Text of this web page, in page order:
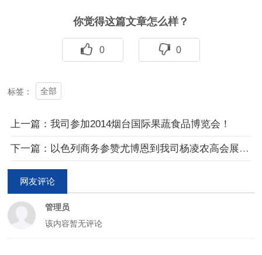
你觉得这篇文章怎么样？
0 0
标签： 全部
上一篇：我司参加2014烟台国际果蔬食品博览会！
下一篇：以色列商务参赞尤博恩到我司杨凌农高会展台参观指导
网友评论
管理员
该内容暂无评论